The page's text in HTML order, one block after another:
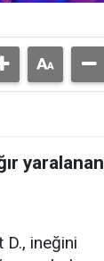
yaralanan
ineğini